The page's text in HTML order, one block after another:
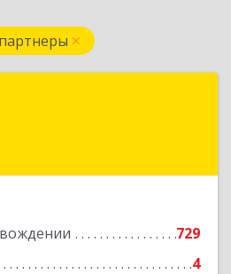
729
4
обл, Псков г, Советская ул,